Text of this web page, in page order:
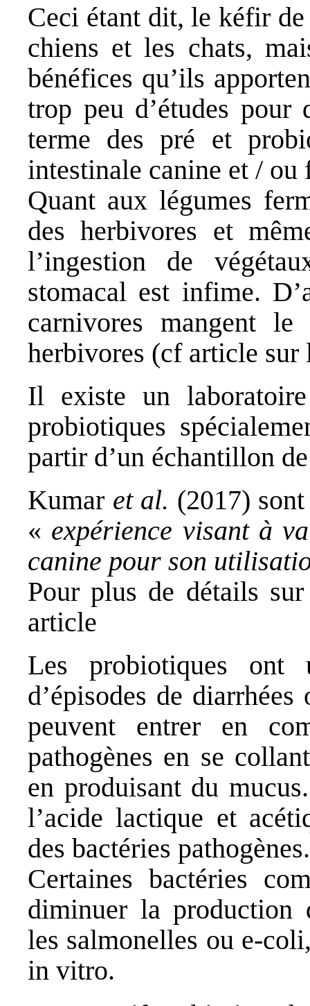
Ceci étant dit, le kéfir
chiens et les chats,
bénéfices qu’ils
trop peu d’études
terme des pré et
intestinale canine et / ou
Quant aux légumes
des herbivores et
l’ingestion de
stomacal est infime.
carnivores mangent
herbivores (cf article sur
Il existe unlaboratoire
probiotiques
partir d’un échantillon
Kumar et al. (2017)
« expérience visant à
canine pour son
Pour plus de détails
article
Les probiotiques
d’épisodes de
peuvent entrer en
pathogènes en se
en produisant du
l’acide lactique et
des bactéries pathogènes.
Certaines bactéries
diminuer la production
les salmonelles ou e-
in vitro.